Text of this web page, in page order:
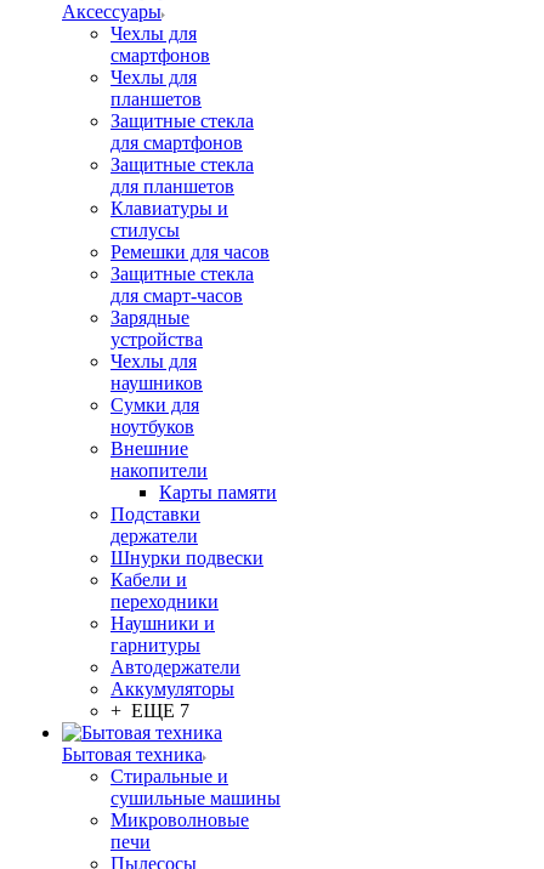
Аксессуары
Чехлы для
смартфонов
Чехлы для
планшетов
Защитные стекла
для смартфонов
Защитные стекла
для планшетов
Клавиатуры и
стилусы
Ремешки для часов
Защитные стекла
для смарт-часов
Зарядные
устройства
Чехлы для
наушников
Сумки для
ноутбуков
Внешние
накопители
Карты памяти
Подставки
держатели
Шнурки подвески
Кабели и
переходники
Наушники и
гарнитуры
Автодержатели
Аккумуляторы
+ ЕЩЕ 7
Бытовая техника
Стиральные и
сушильные машины
Микроволновые
печи
Пылесосы